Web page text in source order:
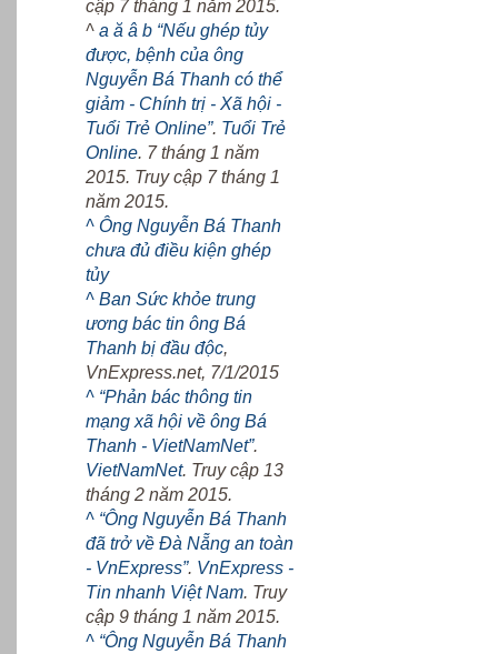
cập 7 tháng 1 năm 2015.
^ a ă â b “Nếu ghép tủy
được, bệnh của ông
Nguyễn Bá Thanh có thể
giảm - Chính trị - Xã hội -
Tuổi Trẻ Online”. Tuổi Trẻ
Online. 7 tháng 1 năm
2015. Truy cập 7 tháng 1
năm 2015.
^ Ông Nguyễn Bá Thanh
chưa đủ điều kiện ghép
tủy
^ Ban Sức khỏe trung
ương bác tin ông Bá
Thanh bị đầu độc,
VnExpress.net, 7/1/2015
^ “Phản bác thông tin
mạng xã hội về ông Bá
Thanh - VietNamNet”.
VietNamNet. Truy cập 13
tháng 2 năm 2015.
^ “Ông Nguyễn Bá Thanh
đã trở về Đà Nẵng an toàn
- VnExpress”. VnExpress -
Tin nhanh Việt Nam. Truy
cập 9 tháng 1 năm 2015.
^ “Ông Nguyễn Bá Thanh